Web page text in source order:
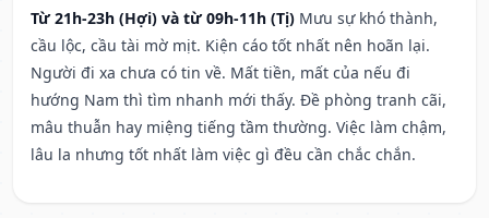
Từ 21h-23h (Hợi) và từ 09h-11h (Tị) Mưu sự khó thành,
cầu lộc, cầu tài mờ mịt. Kiện cáo tốt nhất nên hoãn lại.
Người đi xa chưa có tin về. Mất tiền, mất của nếu đi
hướng Nam thì tìm nhanh mới thấy. Đề phòng tranh cãi,
mâu thuẫn hay miệng tiếng tầm thường. Việc làm chậm,
lâu la nhưng tốt nhất làm việc gì đều cần chắc chắn.